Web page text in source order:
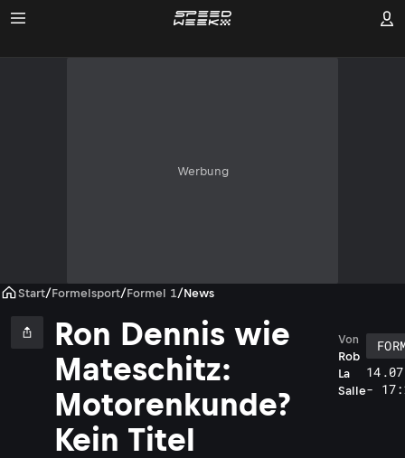
Werbung
Start/Formelsport/Formel 1/News
Ron Dennis wie
Mateschitz:
Motorenkunde?
Kein Titel
Rob
La
Salle
Von
-